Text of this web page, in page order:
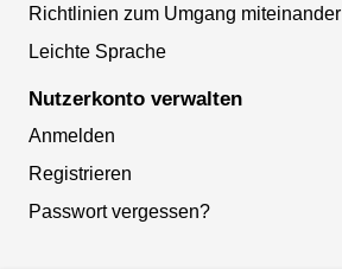
Richtlinien zum Umgang miteinander
Leichte Sprache
Nutzerkonto verwalten
Anmelden
Registrieren
Passwort vergessen?